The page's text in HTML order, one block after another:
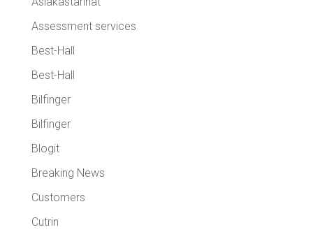
Assessment services
Best-Hall
Best-Hall
Bilfinger
Bilfinger
Blogit
Breaking News
Customers
Cutrin